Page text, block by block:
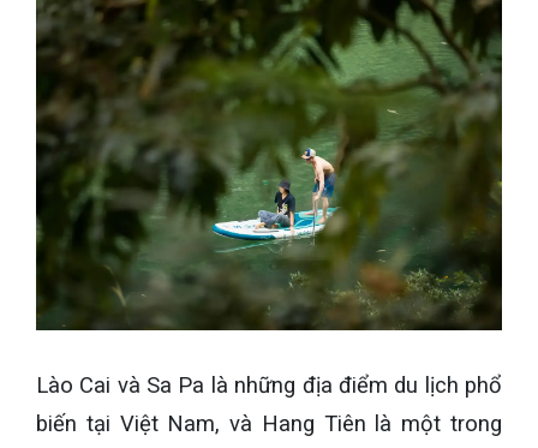
Lào Cai và Sa Pa là những địa điểm du lịch phổ
biến tại Việt Nam, và Hang Tiên là một trong